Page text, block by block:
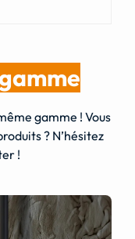
gamme ! Vous
? N’hésitez
!